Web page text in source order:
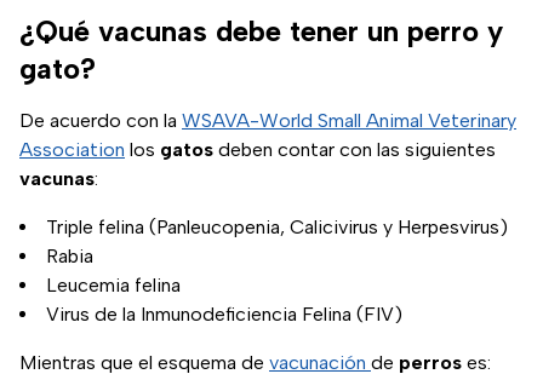
¿Qué vacunas debe tener un perro y
gato?
De acuerdo con la WSAVA-World Small Animal Veterinary
Association los gatos deben contar con las siguientes
vacunas:
Triple felina (Panleucopenia, Calicivirus y Herpesvirus)
Rabia
Leucemia felina
Virus de la Inmunodeficiencia Felina (FIV)
Mientras que el esquema de vacunación de perros es: